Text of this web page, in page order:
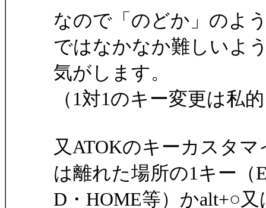
なので「のどか」のよ
ではなかなか難しいよ
気がします。
（1対1のキー変更は私
又ATOKのキーカスタ
は離れた場所の1キー（
D・HOME等）かalt+○